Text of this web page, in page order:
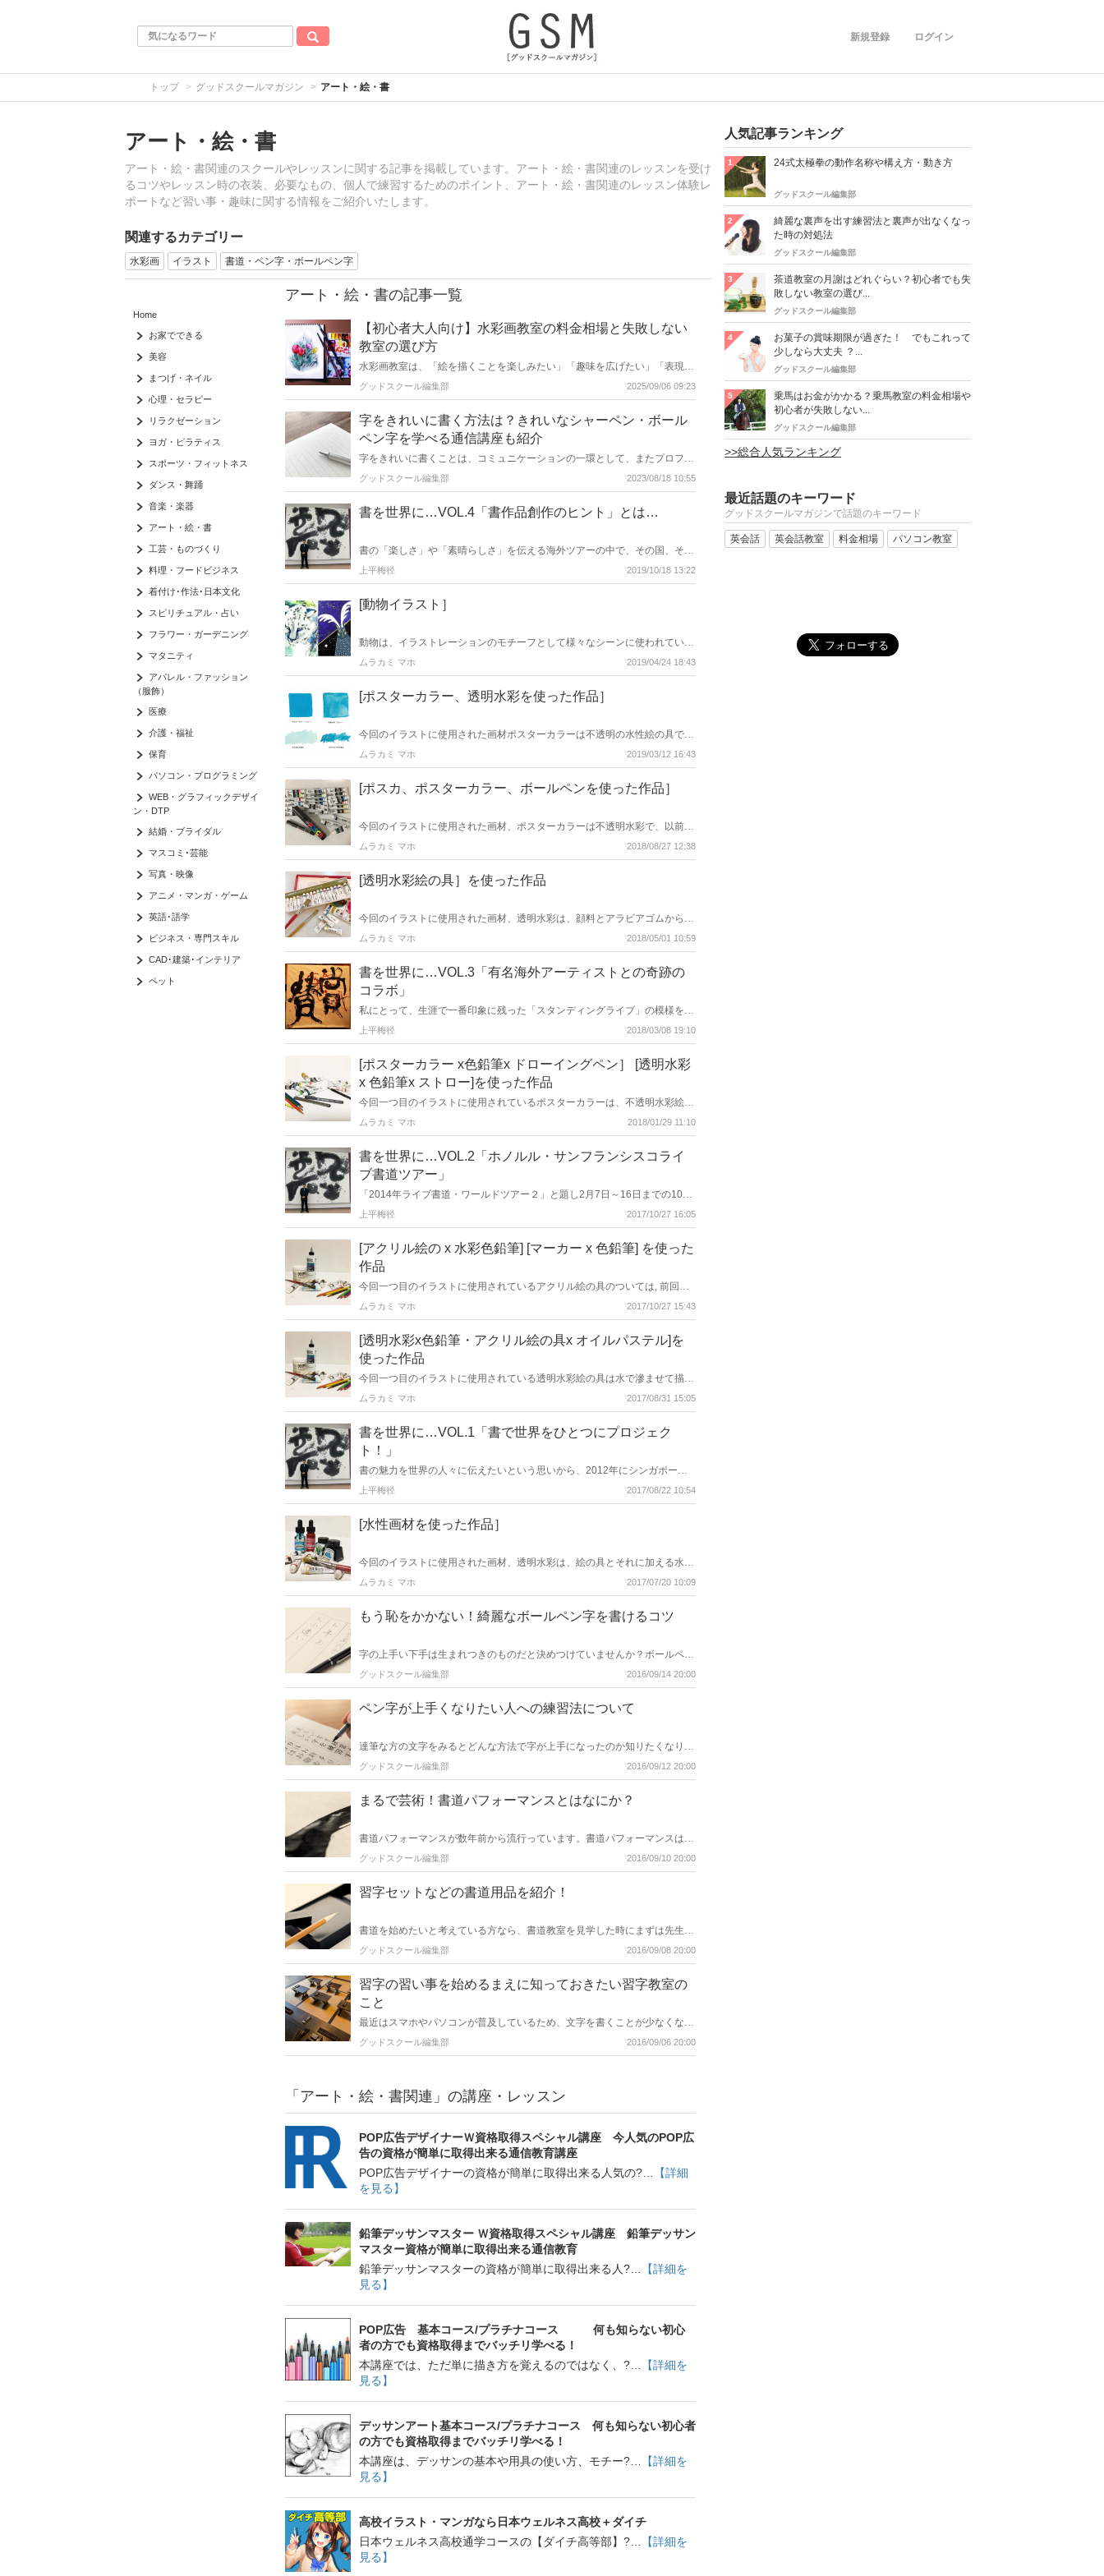
ログイン
新規登録
トップ グッドスクールマガジン アート・絵・書
アート・絵・書
アート・絵・書関連のスクールやレッスンに関する記事を掲載しています。アート・絵・書関連のレッスンを受け
るコツやレッスン時の衣装、必要なもの、個人で練習するためのポイント、アート・絵・書関連のレッスン体験レ
ポートなど習い事・趣味に関する情報をご紹介いたします。
関連するカテゴリー
水彩画 イラスト 書道・ペン字・ボールペン字
Home
お家でできる
美容
まつげ・ネイル
心理・セラピー
リラクゼーション
ヨガ・ピラティス
スポーツ・フィットネス
ダンス・舞踊
音楽・楽器
アート・絵・書
工芸・ものづくり
料理・フードビジネス
着付け･作法･日本文化
スピリチュアル・占い
フラワー・ガーデニング
マタニティ
アパレル・ファッション
（服飾）
医療
介護・福祉
保育
パソコン・プログラミング
WEB・グラフィックデザイ
ン・DTP
結婚・ブライダル
マスコミ･芸能
写真・映像
アニメ・マンガ・ゲーム
英語･語学
ビジネス・専門スキル
CAD･建築･インテリア
ペット
アート・絵・書の記事一覧
【初心者大人向け】水彩画教室の料金相場と失敗しない
教室の選び方
水彩画教室は、「絵を描くことを楽しみたい」「趣味を広げたい」「表現力
している方にとっては、どのくらいの料金がかかるのか、また自分に合った
教室をどのように選べばよいのかが気になるポイントではないでしょうか。
料金は月謝だけでなく、入会金や教材費なども発生する場合があります。あ
らかじめ相場を知っておけば、無理なく続けられる教室を見つけやすくなり
ます。この記事では、水彩画教室の料金相場、そして初心者でも失敗しない
ための教室の選び方について解説します。
グッドスクール編集部 2025/09/06 09:23
字をきれいに書く方法は？きれいなシャーペン・ボール
ペン字を学べる通信講座も紹介
字をきれいに書くことは、コミュニケーションの一環として、またプロフェ
に心を込めて書くことで、相手に与える印象が変わります。しかし、「自分
の字は汚い」と感じる方も少なくありません。そこで、字をきれいに書くた
めの基礎知識や練習方法から、自宅でも学べるおすすめの通信講座を紹介し
ます。
グッドスクール編集部 2023/08/18 10:55
書を世界に…VOL.4「書作品創作のヒント」とは…
書の「楽しさ」や「素晴らしさ」を伝える海外ツアーの中で、その国、その
ヒントを得ています。自身のプラスになることも数多くあります。
上平梅径 2019/10/18 13:22
[動物イラスト］
動物は、イラストレーションのモチーフとして様々なシーンに使われていま
るモチーフのひとつです。描き方としては、人物と違うように思われます
が、顔の描き方などはほぼ同じです。 ただし、２本脚の人物より４本脚の
動物の方が、より立体・遠近感が必要になってきます。
ムラカミ マホ 2019/04/24 18:43
[ポスターカラー、透明水彩を使った作品］
今回のイラストに使用された画材ポスターカラーは不透明の水性絵の具です
リル画に似た表現が可能です。 透明水彩は水と絵の具の量の加減が、とて
も難しい画材です。乾くと濡れているときよりも薄くなるので,絵の具の量
が少ないと弱々しい作品になってしまいます。また、水の量が少なすぎる
と、ぱさついてしまい奇麗な筆のタッチがでなくなってしまいます。
ムラカミ マホ 2019/03/12 16:43
[ポスカ、ポスターカラー、ボールペンを使った作品］
今回のイラストに使用された画材、ポスターカラーは不透明水彩で、以前に
たり等の修正が可能です。また、延びがよく斑なく塗れるのが特長です。
ポスカはお店のPOPを書く為によく使われるマーカーですが、水性インクで
臭いも無く乾けば水に流れることが無いので、濃い色の上に重ねて描け、下
地の色に関わらず鮮やかに発色します。先端のラインナップは、極細、細字
数えきれない程ありますが、発色が良いのはゲルインクです。
ムラカミ マホ 2018/08/27 12:38
[透明水彩絵の具］を使った作品
今回のイラストに使用された画材、透明水彩は、顔料とアラビアゴムから作
色の透明度が高いので、紙の白さを活かして明るさを調整して描きます。
水溶性で乾いた後も、水をつければ再び溶け出すので、その性質を利用する
と使いやすい画材となります。 例えば、濃く塗りすぎた所を薄くしたい時
は、もう一度その部分に水を置いてから、余分な絵の具を取り除き薄くした
りできます。
ムラカミ マホ 2018/05/01 10:59
書を世界に…VOL.3「有名海外アーティストとの奇跡の
コラボ」
私にとって、生涯で一番印象に残った「スタンディングライブ」の模様をこ
をご紹介します。
上平梅径 2018/03/08 19:10
[ポスターカラー x色鉛筆x ドローイングペン］ [透明水彩
x 色鉛筆x ストロー]を使った作品
今回一つ目のイラストに使用されているポスターカラーは、不透明水彩絵の
（マット）に仕上がります。 また、粒子が細かいので伸びがよく筆の運び
もなめらかです。乾けば重ね塗りも可能ですが、水溶性なので重ねる色に水
が多すぎると溶けだして混ざってしまいます。 ドローイングペンは極細の
サインペンの一種で、一般的にプラスチックまたは、フェルト製のペン先を
持ち、線幅も1mm以下で色々なバリエーションがあります。 イラストには
乾くと耐水性になるもののほうが、後から色が入れやすいでしょう。
ムラカミ マホ 2018/01/29 11:10
書を世界に…VOL.2「ホノルル・サンフランシスコライ
ブ書道ツアー」
「2014年ライブ書道・ワールドツアー２」と題し2月7日～16日までの10日
ルで活躍中のアーティストの方々とコラボライブを敢行しました。
上平梅径 2017/10/27 16:05
[アクリル絵の x 水彩色鉛筆] [マーカー x 色鉛筆] を使った
作品
今回一つ目のイラストに使用されているアクリル絵の具のついては, 前回で
代用品ともなる手軽な画材の一つです。乾燥が早く、乾くと耐水性となるの
も大きな特長といえます。 二つ目のイラストに使用されているメインの画
材はマーカーです。 重ね塗りをして色をまぜることもできますが、絵の具
のようにしっかりと混ぜることができないので、背景と主体にコントラスト
をつけるためには、濃淡の差がある沢山の色数が必要となってきます。
ムラカミ マホ 2017/10/27 15:43
[透明水彩x色鉛筆・アクリル絵の具x オイルパステル]を
使った作品
今回一つ目のイラストに使用されている透明水彩絵の具は水で滲ませて描
なので水を使って色の調整ができます。 また、紙の種類や目の粗さによっ
ても、仕上がり感が変わってきます。 二つ目のイラストに使用されている
アクリル絵の具は、乾くと耐水性の皮膜がでるので重ねて色を塗っても下地
が出てくることはありません。 また、絵の具に混ぜて使用するメディウム
（補助剤）も充実しており、絵の具に艶を与えたり、盛り上げて油絵のよう
に筆のタッチを残したりと、様々な表現方法で描くことができます。
ムラカミ マホ 2017/08/31 15:05
書を世界に…VOL.1「書で世界をひとつにプロジェク
ト！」
書の魅力を世界の人々に伝えたいという思いから、2012年にシンガポー
ライブ書道と様々な活動を行って参りました。当会で書に取り組むことを望
み、文化ビサを取得。2年の間、真摯に勉強を重ねて、スティーブン・ライ
アン君がこの年にアーティストビザの取得を見事、果たしました。国際的
に、書の普及を考えている青霄書法会にとっても、本当に願ったり叶ったり
＜書メ賞＞の受賞や2年連続の「毎日書道展」での入選が、今回のビザ取得
の大きな要因の一つになったようです。
上平梅径 2017/08/22 10:54
[水性画材を使った作品］
今回のイラストに使用された画材、透明水彩は、絵の具とそれに加える水の
に塗ると全体的に薄くなり、インパクトのない仕上がりになってしまいま
す。 カラーインクはすでに色が作られているので、そのまま直接塗ること
ができ、 同じ透明の水性画材でも鮮やかなはっきりとした色がでます。 色
にコントラスト（濃淡）を付けたいときは、水を加えて薄い色を作って描き
ムラカミ マホ 2017/07/20 10:09
もう恥をかかない！綺麗なボールペン字を書けるコツ
字の上手い下手は生まれつきのものだと決めつけていませんか？ボールペン
が高い筆記具で、字が下手だと本当に嫌になります。ここではそのボールペ
ン字上達の方法をご紹介します。
グッドスクール編集部 2016/09/14 20:00
ペン字が上手くなりたい人への練習法について
達筆な方の文字をみるとどんな方法で字が上手になったのか知りたくなりま
方や書くコツを自分なりに理解することです。ここではペン字上達の練習法
について解説します。
グッドスクール編集部 2016/09/12 20:00
まるで芸術！書道パフォーマンスとはなにか？
書道パフォーマンスが数年前から流行っています。書道パフォーマンスは簡
半紙に大きな筆で文字を書くパフォーマンスです。ここでは書道パフォーマ
ンスについてご紹介します。
グッドスクール編集部 2016/09/10 20:00
習字セットなどの書道用品を紹介！
書道を始めたいと考えている方なら、書道教室を見学した時にまずは先生が
きることもあります。ここでは習字セットをはじめとする書道用品をご紹介
します。
グッドスクール編集部 2016/09/08 20:00
習字の習い事を始めるまえに知っておきたい習字教室の
こと
最近はスマホやパソコンが普及しているため、文字を書くことが少なくなっ
く大人の方にも習い事として習字がブームになっているようです。ここでは
習字を始める前に知っておきたい情報をご紹介します。
グッドスクール編集部 2016/09/06 20:00
「アート・絵・書関連」の講座・レッスン
POP広告デザイナーＷ資格取得スペシャル講座 今人気のPOP広
告の資格が簡単に取得出来る通信教育講座
POP広告デザイナーの資格が簡単に取得出来る人気の?…
【詳細
を見る】
鉛筆デッサンマスター Ｗ資格取得スペシャル講座 鉛筆デッサン
マスター資格が簡単に取得出来る通信教育
鉛筆デッサンマスターの資格が簡単に取得出来る人?…
【詳細を
見る】
POP広告 基本コース/プラチナコース 何も知らない初心
者の方でも資格取得までバッチリ学べる！
本講座では、ただ単に描き方を覚えるのではなく、?…
【詳細を
見る】
デッサンアート基本コース/プラチナコース 何も知らない初心者
の方でも資格取得までバッチリ学べる！
本講座は、デッサンの基本や用具の使い方、モチー?…
【詳細を
見る】
高校イラスト・マンガなら日本ウェルネス高校＋ダイチ
日本ウェルネス高校通学コースの【ダイチ高等部】?…
【詳細を
見る】
人気記事ランキング
1 24式太極拳の動作名称や構え方・動き方
グッドスクール編集部
2
綺麗な裏声を出す練習法と裏声が出なくなっ
た時の対処法
グッドスクール編集部
3
茶道教室の月謝はどれぐらい？初心者でも失
敗しない教室の選び...
グッドスクール編集部
4
お菓子の賞味期限が過ぎた！ でもこれって
少しなら大丈夫 ？...
グッドスクール編集部
5
乗馬はお金がかかる？乗馬教室の料金相場や
初心者が失敗しない...
グッドスクール編集部
>>総合人気ランキング
最近話題のキーワード
グッドスクールマガジンで話題のキーワード
英会話 英会話教室 料金相場 パソコン教室